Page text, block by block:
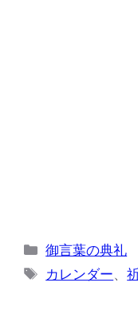
カ
テ
御言葉の典礼
タ
カレンダー、